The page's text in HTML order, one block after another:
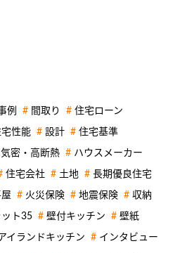
例 間取り 住宅ローン
性能 設計 住宅基準
密・高断熱 ハウスメーカー
住宅会社 土地 長期優良住宅
火災保険 地震保険 収納
ット35 壁付キッチン 壁紙
イランドキッチン インタビュー